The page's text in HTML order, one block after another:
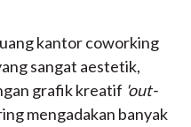
kantor coworking
sangat aestetik,
grafik kreatif 'out-
mengadakan banyak